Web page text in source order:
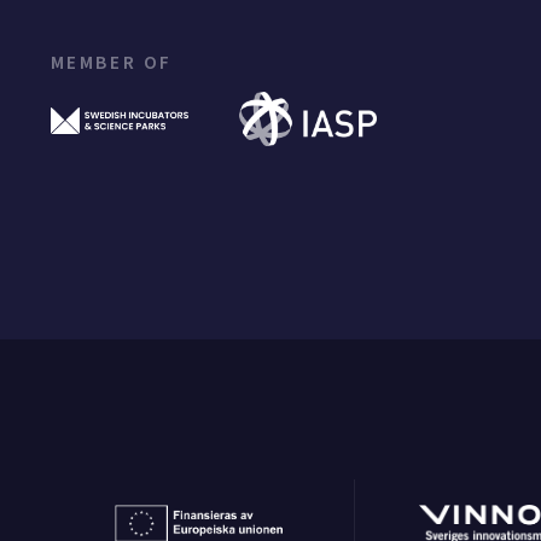
MEMBER OF